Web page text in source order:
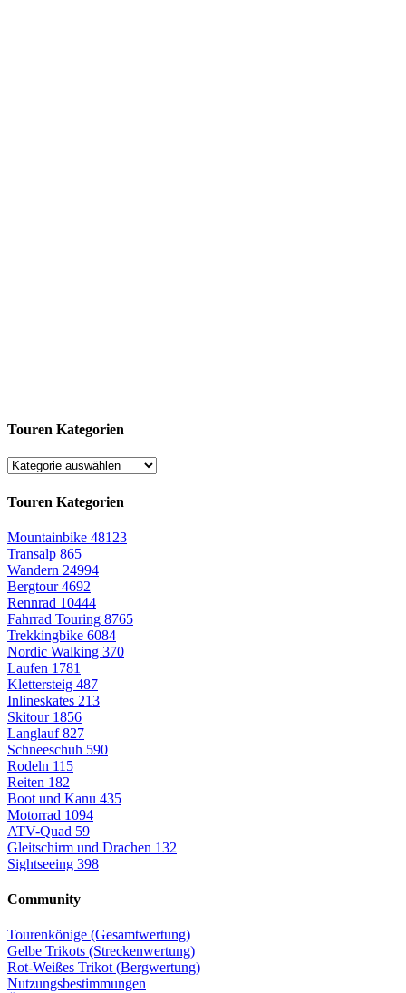
Touren Kategorien
Touren Kategorien
Mountainbike 48123
Transalp 865
Wandern 24994
Bergtour4692
Rennrad 10444
Fahrrad Touring 8765
Trekkingbike 6084
Nordic Walking 370
Laufen 1781
Klettersteig 487
Inlineskates 213
Skitour 1856
Langlauf827
Schneeschuh 590
Rodeln 115
Reiten 182
Boot und Kanu 435
Motorrad 1094
ATV-Quad 59
Gleitschirm und Drachen 132
Sightseeing 398
Community
Tourenkönige (Gesamtwertung)
Gelbe Trikots (Streckenwertung)
Rot-Weißes Trikot (Bergwertung)
Nutzungsbestimmungen